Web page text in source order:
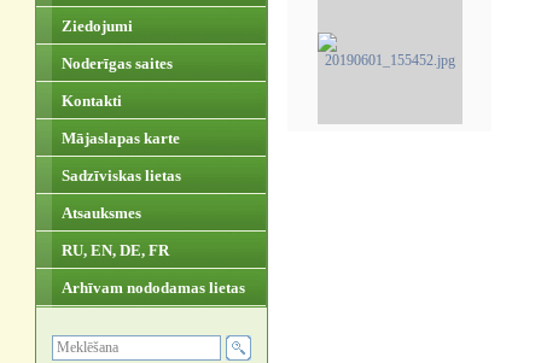
Ziedojumi
Noderīgas saites
Kontakti
Mājaslapas karte
Sadzīviskas lietas
Atsauksmes
RU, EN, DE, FR
Arhīvam nododamas lietas